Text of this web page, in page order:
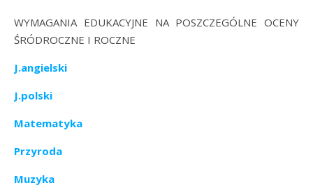
WYMAGANIA EDUKACYJNE NA POSZCZEGÓLNE OCENY
ŚRÓDROCZNE I ROCZNE
J.angielski
J.polski
Matematyka
Przyroda
Muzyka